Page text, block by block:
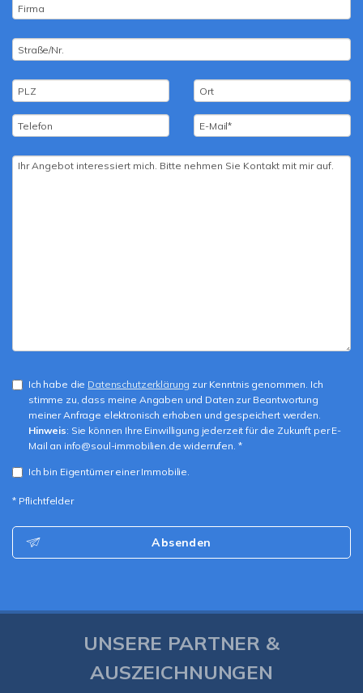
Ich habe die Datenschutzerklärung zur Kenntnis genommen. Ich
stimme zu, dass meine Angaben und Daten zur Beantwortung
meiner Anfrage elektronisch erhoben und gespeichert werden.
Hinweis: Sie können Ihre Einwilligung jederzeit für die Zukunft per E-
Mail an info@soul-immobilien.de widerrufen. *
Ich bin Eigentümer einer Immobilie.
* Pflichtfelder
Absenden
UNSERE PARTNER &
AUSZEICHNUNGEN